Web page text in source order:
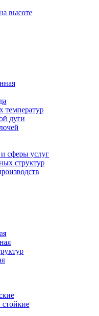
высоте
температур
дуги
сферы услуг
структур